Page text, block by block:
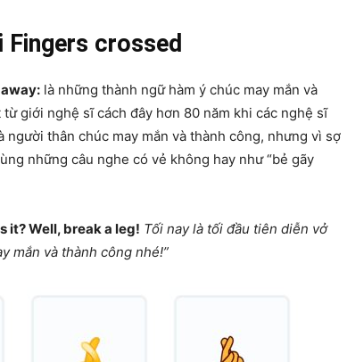
Fingers crossed
là những thành ngữ hàm ý chúc may mắn và
giới nghệ sĩ cách đây hơn 80 năm khi các nghệ sĩ
thân chúc may mắn và thành công, nhưng vì sợ
những câu nghe có vẻ không hay như “bẻ gãy
it? Well, break a leg! Tối nay là tối đầu tiên diễn vở
mắn và thành công nhé!”